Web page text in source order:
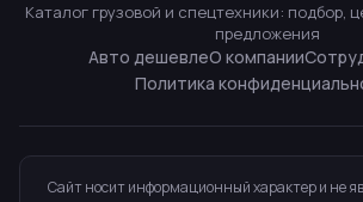
Каталог грузовой и спецтехники: подбор,
предложения
Авто дешевлеО компании
Политика
Сайт носит информационный характер и не